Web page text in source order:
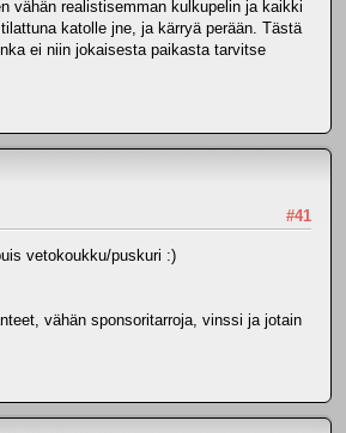
vähän realistisemman kulkupelin ja kaikki
katolle jne, ja kärryä perään. Tästä
ei niin jokaisesta paikasta tarvitse
#41
vetokoukku/puskuri :)
vähän sponsoritarroja, vinssi ja jotain